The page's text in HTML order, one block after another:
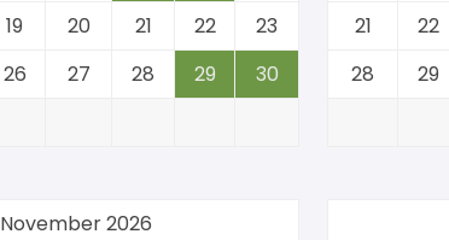
19 20 21 22
23
26 27 28 29
30
21
22
28
29
November 2026